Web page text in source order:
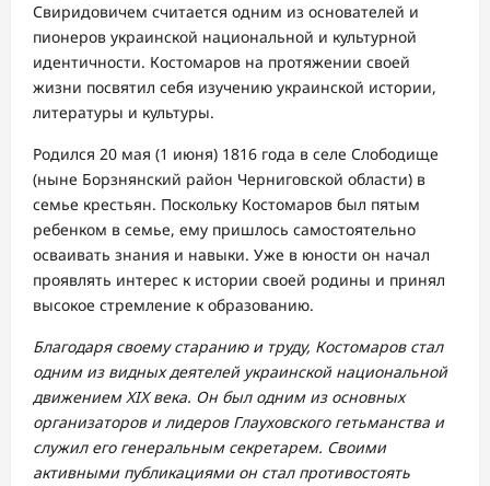
Свиридовичем считается одним из основателей и
пионеров украинской национальной и культурной
идентичности. Костомаров на протяжении своей
жизни посвятил себя изучению украинской истории,
литературы и культуры.
Родился 20 мая (1 июня) 1816 года в селе Слободище
(ныне Борзнянский район Черниговской области) в
семье крестьян. Поскольку Костомаров был пятым
ребенком в семье, ему пришлось самостоятельно
осваивать знания и навыки. Уже в юности он начал
проявлять интерес к истории своей родины и принял
высокое стремление к образованию.
Благодаря своему старанию и труду, Костомаров стал
одним из видных деятелей украинской национальной
движением XIX века. Он был одним из основных
организаторов и лидеров Глауховского гетьманства и
служил его генеральным секретарем. Своими
активными публикациями он стал противостоять